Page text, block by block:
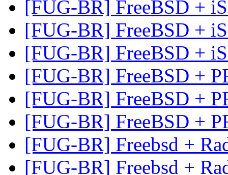
[FUG-BR] FreeBSD +
[FUG-BR] FreeBSD +
[FUG-BR] FreeBSD +
[FUG-BR] FreeBSD +
[FUG-BR] FreeBSD +
[FUG-BR] FreeBSD +
[FUG-BR] Freebsd +
[FUG-BR] Freebsd +